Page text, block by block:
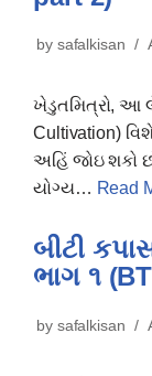
by safalkisan
ખેડુતમિત્રો, આ
Cultivation)
અહિં જોઇ શકો
યોગ્ય… Read
બીટી
ભાગ ૧
by safalkisan